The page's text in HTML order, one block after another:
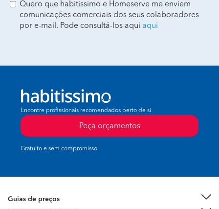
Quero que habitissimo e Homeserve me enviem
comunicações comerciais dos seus colaboradores
por e-mail. Pode consultá-los aqui aqui
Encontre profissionais recomendados perto de si
Peça orçamentos
Gratuito e sem compromisso.
Guias de preços